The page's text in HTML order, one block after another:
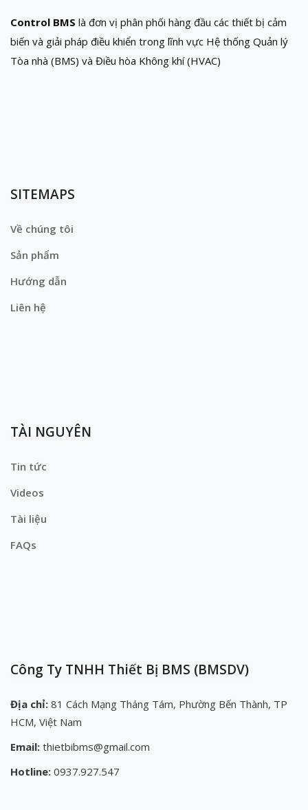
Control BMS là đơn vị phân phối hàng đầu các thiết bị cảm
biến và giải pháp điều khiển trong lĩnh vực Hệ thống Quản lý
Tòa nhà (BMS) và Điều hòa Không khí (HVAC)
SITEMAPS
Về chúng tôi
Sản phẩm
Hướng dẫn
Liên hệ
TÀI NGUYÊN
Tin tức
Videos
Tài liệu
FAQs
Công Ty TNHH Thiết Bị BMS (BMSDV)
Địa chỉ: 81 Cách Mạng Tháng Tám, Phường Bến Thành, TP
HCM, Việt Nam
Email: thietbibms@gmail.com
Hotline: 0937.927.547